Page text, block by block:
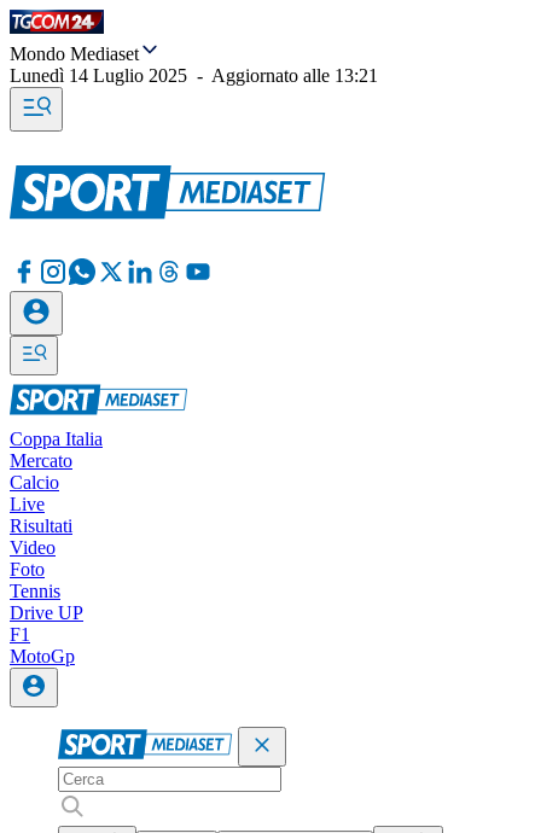
Mondo Mediaset
Lunedì 14 Luglio 2025 - Aggiornato alle 13:21
Coppa Italia
Mercato
Calcio
Live
Risultati
Video
Foto
Tennis
Drive UP
F1
MotoGp